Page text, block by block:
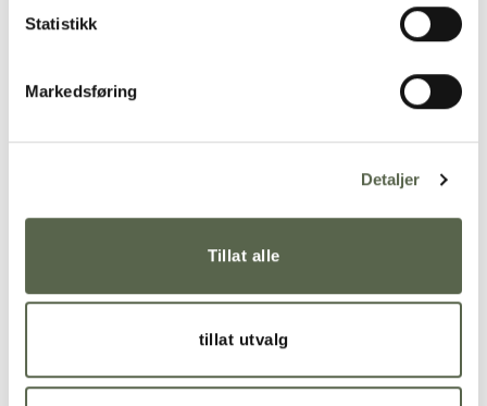
Statistikk
Markedsføring
Detaljer
Tillat alle
tillat utvalg
Product details
wishlist